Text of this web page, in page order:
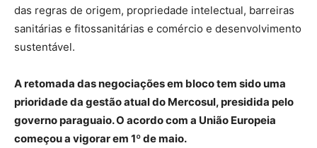
das regras de origem, propriedade intelectual, barreiras
sanitárias e fitossanitárias e comércio e desenvolvimento
sustentável.
A retomada das negociações em bloco tem sido uma
prioridade da gestão atual do Mercosul, presidida pelo
governo paraguaio. O acordo com a União Europeia
começou a vigorar em 1º de maio.